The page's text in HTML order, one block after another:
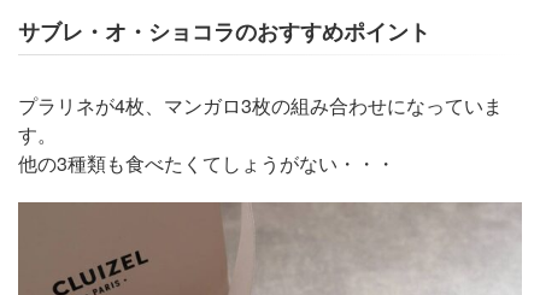
サブレ・オ・ショコラのおすすめポイント
プラリネが4枚、マンガロ3枚の組み合わせになっていま
す。
他の3種類も食べたくてしょうがない・・・